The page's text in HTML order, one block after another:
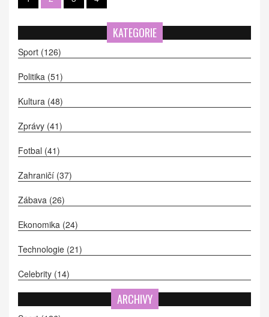
KATEGORIE
Sport (126)
Politika (51)
Kultura (48)
Zprávy (41)
Fotbal (41)
Zahraničí (37)
Zábava (26)
Ekonomika (24)
Technologie (21)
Celebrity (14)
ARCHIVY